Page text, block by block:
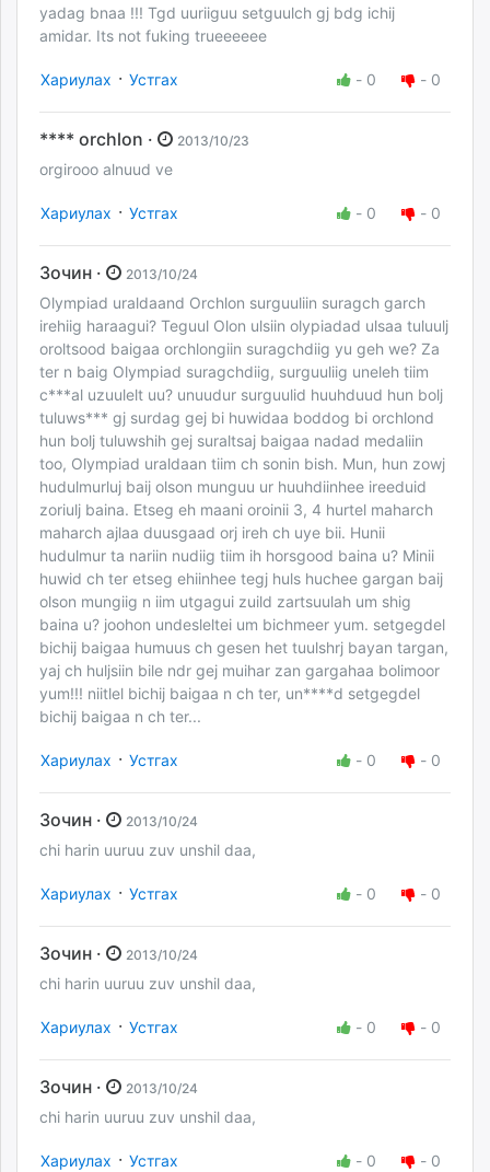
yadag bnaa !!! Tgd uuriiguu setguulch gj bdg ichij
amidar. Its not fuking trueeeeee
Хариулах · Устгах - 0 - 0
**** orchlon · 2013/10/23
orgirooo alnuud ve
Хариулах · Устгах - 0 - 0
Зочин · 2013/10/24
Olympiad uraldaand Orchlon surguuliin suragch garch
irehiig haraagui? Teguul Olon ulsiin olypiadad ulsaa tuluulj
oroltsood baigaa orchlongiin suragchdiig yu geh we? Za
ter n baig Olympiad suragchdiig, surguuliig uneleh tiim
c***al uzuulelt uu? unuudur surguulid huuhduud hun bolj
tuluws*** gj surdag gej bi huwidaa boddog bi orchlond
hun bolj tuluwshih gej suraltsaj baigaa nadad medaliin
too, Olympiad uraldaan tiim ch sonin bish. Mun, hun zowj
hudulmurluj baij olson munguu ur huuhdiinhee ireeduid
zoriulj baina. Etseg eh maani oroinii 3, 4 hurtel maharch
maharch ajlaa duusgaad orj ireh ch uye bii. Hunii
hudulmur ta nariin nudiig tiim ih horsgood baina u? Minii
huwid ch ter etseg ehiinhee tegj huls huchee gargan baij
olson mungiig n iim utgagui zuild zartsuulah um shig
baina u? joohon undesleltei um bichmeer yum. setgegdel
bichij baigaa humuus ch gesen het tuulshrj bayan targan,
yaj ch huljsiin bile ndr gej muihar zan gargahaa bolimoor
yum!!! niitlel bichij baigaa n ch ter, un****d setgegdel
bichij baigaa n ch ter...
Хариулах · Устгах - 0 - 0
Зочин · 2013/10/24
chi harin uuruu zuv unshil daa,
Хариулах · Устгах - 0 - 0
Зочин · 2013/10/24
chi harin uuruu zuv unshil daa,
Хариулах · Устгах - 0 - 0
Зочин · 2013/10/24
chi harin uuruu zuv unshil daa,
Хариулах · Устгах - 0 - 0